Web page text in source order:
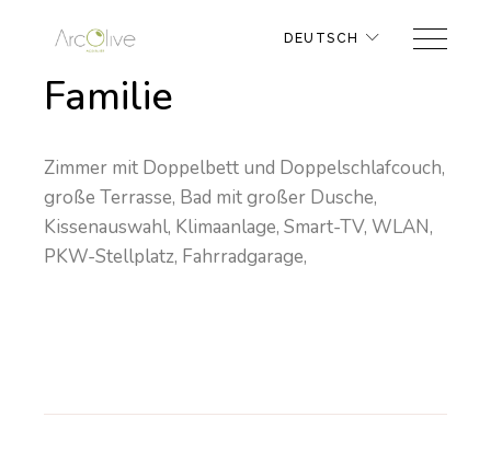
DEUTSCH
Familie
Zimmer mit Doppelbett und Doppelschlafcouch,
große Terrasse, Bad mit großer Dusche,
Kissenauswahl, Klimaanlage, Smart-TV, WLAN,
PKW-Stellplatz, Fahrradgarage,